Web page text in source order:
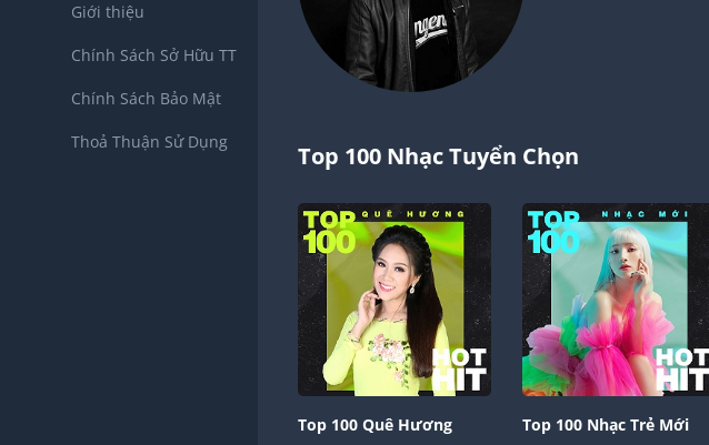
Giới thiệu
Chính Sách Sở Hữu TT
Chính Sách Bảo Mật
Thoả Thuận Sử Dụng Top 100 Nhạc Tuyển Chọn
Top 100 Quê Hương Top 100 Nhạc Trẻ Mới